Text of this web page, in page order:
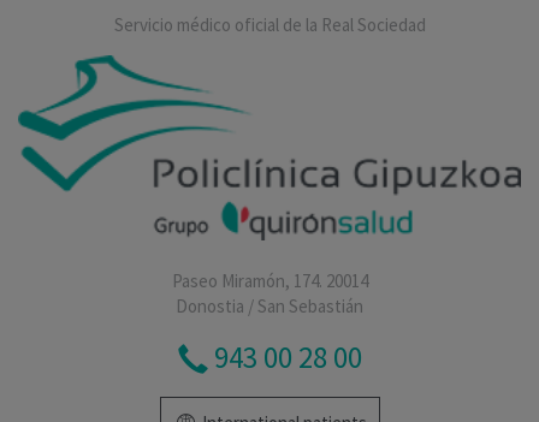
Servicio médico oficial de la Real Sociedad
Paseo Miramón, 174. 20014
Donostia / San Sebastián
943 00 28 00